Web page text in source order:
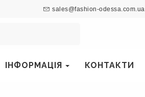
sales@fashion-odessa.com.ua
ІНФОРМАЦІЯ КОНТАКТИ